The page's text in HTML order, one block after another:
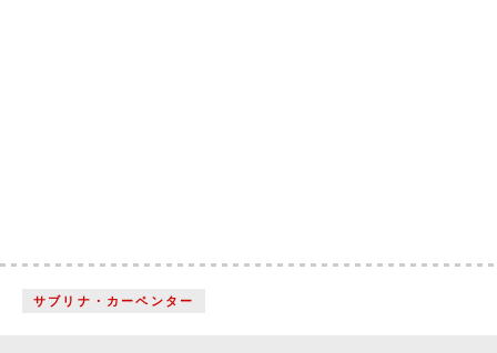
サブリナ・カーペンター